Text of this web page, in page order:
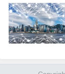
·获取品牌授
品，务必获得
等材料，以应